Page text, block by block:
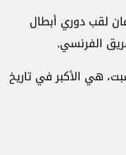
لقب دوري أبطال
هي الأكبر في تاريخ